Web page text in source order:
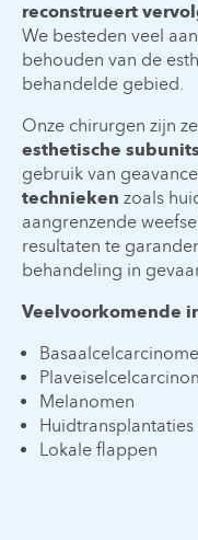
reconstrueert
We besteden veel
behouden van de
behandelde gebied.
Onze chirurgen zijn
esthetische
gebruik van
technieken zoals
aangrenzende
resultaten te
behandeling in
Veelvoorkomende
Melanomen
Huidtransplantaties
Lokale flappen